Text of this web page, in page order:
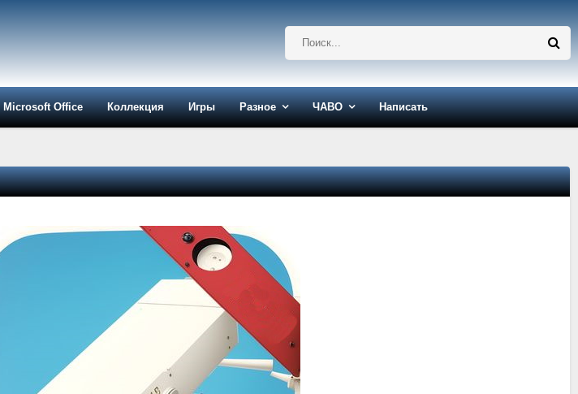
Microsoft Office Коллекция Игры Разное ЧАВО Написать